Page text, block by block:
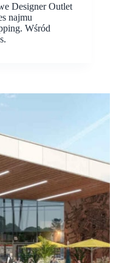
Designer Outlet
najmu
Wśród